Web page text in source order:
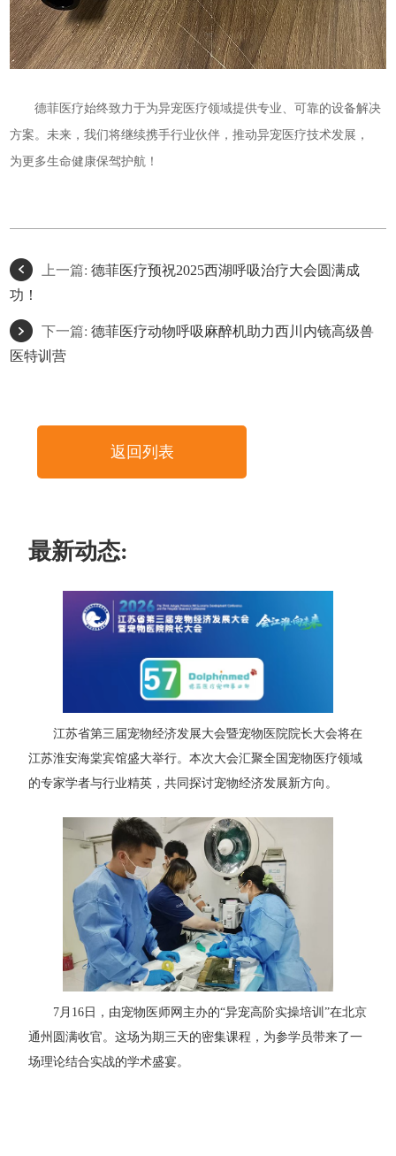
德菲医疗始终致力于为异宠医疗领域提供专业、可靠的设备解决
方案。未来，我们将继续携手行业伙伴，推动异宠医疗技术发展，
为更多生命健康保驾护航！
上一篇:德菲医疗预祝2025西湖呼吸治疗大会圆满成
功！
下一篇:德菲医疗动物呼吸麻醉机助力西川内镜高级兽
医特训营
返回列表
最新动态:
江苏省第三届宠物经济发展大会暨宠物医院院长大会将在
江苏淮安海棠宾馆盛大举行。本次大会汇聚全国宠物医疗领域
的专家学者与行业精英，共同探讨宠物经济发展新方向。
7月16日，由宠物医师网主办的“异宠高阶实操培训”在北京
通州圆满收官。这场为期三天的密集课程，为参学员带来了一
场理论结合实战的学术盛宴。